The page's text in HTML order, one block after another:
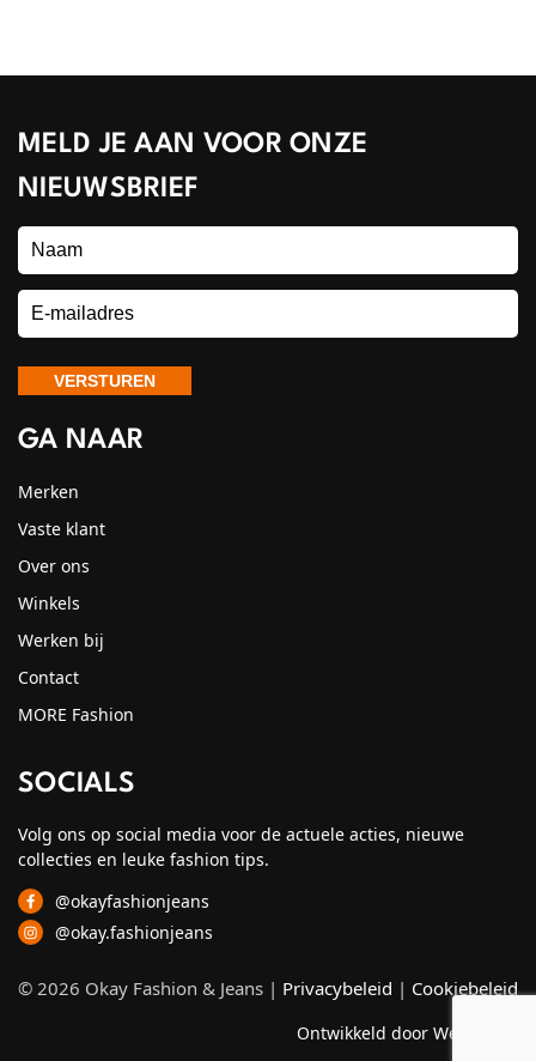
MELD JE AAN VOOR ONZE
NIEUWSBRIEF
GA NAAR
Merken
Vaste klant
Over ons
Winkels
Werken bij
Contact
MORE Fashion
SOCIALS
Volg ons op social media voor de actuele acties, nieuwe
collecties en leuke fashion tips.
@okayfashionjeans
@okay.fashionjeans
© 2026 Okay Fashion & Jeans | Privacybeleid | Cookiebeleid
Ontwikkeld door Webzuiver